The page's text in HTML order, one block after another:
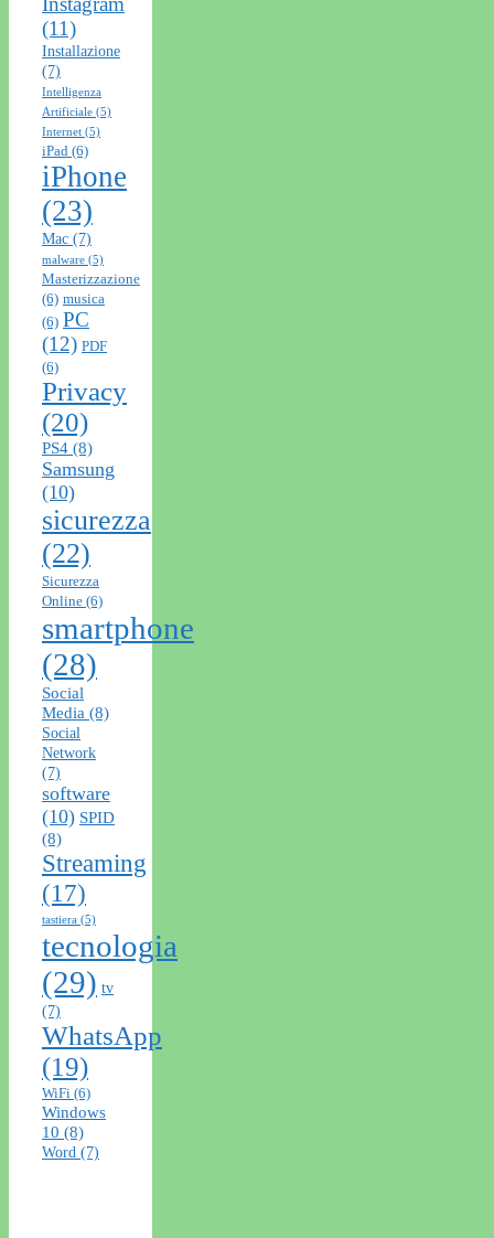
(11)
Installazione
(7)
Intelligenza
Artificiale (5)
Internet (5)
iPad (6)
iPhone
(23)
Mac (7)
malware (5)
Masterizzazione
(6) musica
(6) PC
(12) PDF
(6)
Privacy
(20)
PS4 (8)
Samsung
(10)
sicurezza
(22)
Sicurezza
Online (6)
smartphone
(28)
Social
Media (8)
Social
Network
(7)
software
(10) SPID
(8)
Streaming
(17)
tastiera (5)
tecnologia
(29) tv
(7)
WhatsApp
(19)
WiFi (6)
Windows
10 (8)
Word (7)